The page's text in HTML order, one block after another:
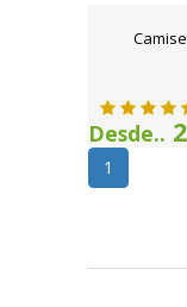
Desde..
1